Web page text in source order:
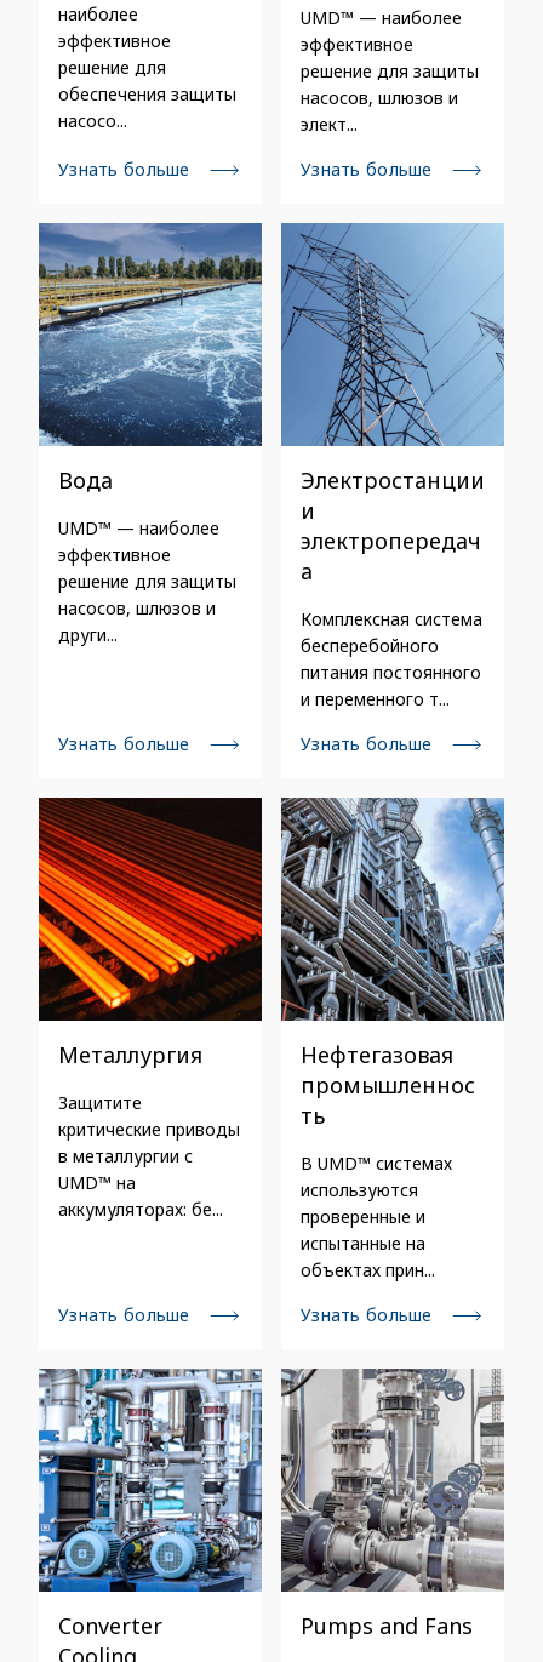
наиболее
эффективное
решение для
обеспечения защиты
насосо...
Узнать больше
UMD™ — наиболее
эффективное
решение для защиты
насосов, шлюзов и
элект...
Узнать больше
Вода
UMD™ — наиболее
эффективное
решение для защиты
насосов, шлюзов и
други...
Узнать больше
Электростанции
и
электропередач
а
Комплексная система
бесперебойного
питания постоянного
и переменного т...
Узнать больше
Металлургия
Защитите
критические приводы
в металлургии с
UMD™ на
аккумуляторах: бе...
Узнать больше
Нефтегазовая
промышленнос
ть
В UMD™ системах
используются
проверенные и
испытанные на
объектах прин...
Узнать больше
Converter
Cooling
Pumps and Fans